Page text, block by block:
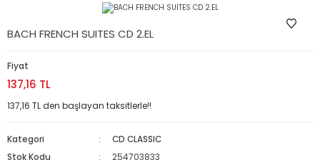
BACH FRENCH SUITES CD 2.EL
Fiyat
137,16 TL
137,16 TL den başlayan taksitlerle!!
Kategori
CD CLASSIC
Stok Kodu
254703833